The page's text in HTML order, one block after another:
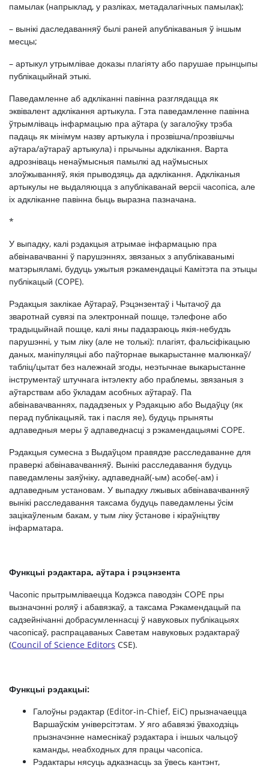
памылак (напрыклад, у разліках, метадалагічных памылак);
– вынікі даследаванняў былі раней апублікаваныя ў іншым
месцы;
– артыкул утрымлівае доказы плагіяту або парушае прынцыпы
публікацыйнай этыкі.
Паведамленне аб адкліканні павінна разглядацца як
эквівалент адклікання артыкула. ​​Гэта паведамленне павінна
ўтрымліваць інфармацыю пра аўтара (у загалоўку трэба
падаць як мінімум назву артыкула і прозвішча/прозвішчы
аўтара/аўтараў артыкула) і прычыны адклікання. Варта
адрозніваць ненаўмысныя памылкі ад наўмысных
злоўжыванняў, якія прыводзяць да адклікання. Адкліканыя
артыкулы не выдаляюцца з апублікаванай версіі часопіса, але
іх адкліканне павінна быць выразна пазначана.
*
У выпадку, калі рэдакцыя атрымае інфармацыю пра
абвінавачванні ў парушэннях, звязаных з апублікаванымі
матэрыяламі, будуць ужытыя рэкамендацыі Камітэта па этыцы
публікацый (COPE).
Рэдакцыя заклікае Аўтараў, Рэцэнзентаў і Чытачоў да
зваротнай сувязі па электроннай пошце, тэлефоне або
традыцыйнай пошце, калі яны падазраюць якія-небудзь
парушэнні, у тым ліку (але не толькі): плагіят, фальсіфікацыю
даных, маніпуляцыі або паўторнае выкарыстанне малюнкаў/
табліц/цытат без належнай згоды, неэтычнае выкарыстанне
інструментаў штучнага інтэлекту або праблемы, звязаныя з
аўтарствам або ўкладам асобных аўтараў. Па
абвінавачваннях, пададзеных у Рэдакцыю або Выдаўцу (як
перад публікацыяй, так і пасля яе), будуць прыняты
адпаведныя меры ў адпаведнасці з рэкамендацыямі COPE.
Рэдакцыя сумесна з Выдаўцом правядзе расследаванне для
праверкі абвінавачванняў. Вынікі расследавання будуць
паведамлены заяўніку, адпаведнай(-ым) асобе(-ам) і
адпаведным установам. У выпадку лжывых абвінавачванняў
вынікі расследавання таксама будуць паведамлены ўсім
зацікаўленым бакам, у тым ліку ўстанове і кіраўніцтву
інфарматара.
Функцыі рэдактара, аўтара і рэцэнзента
Часопіс прытрымліваецца Кодэкса паводзін COPE пры
вызначэнні роляў і абавязкаў, а таксама Рэкамендацый па
садзейнічанні добрасумленнасці ў навуковых публікацыях
часопісаў, распрацаваных Саветам навуковых рэдактараў
(Council of Science Editors CSE).
Функцыі рэдакцыі:
Галоўны рэдактар ​​(Editor-in-Chief, EiC) прызначаецца
Варшаўскім універсітэтам. У яго абавязкі ўваходзіць
прызначэнне намеснікаў рэдактара і іншых чальцоў
каманды, неабходных для працы часопіса.
Рэдактары нясуць адказнасць за ўвесь кантэнт,